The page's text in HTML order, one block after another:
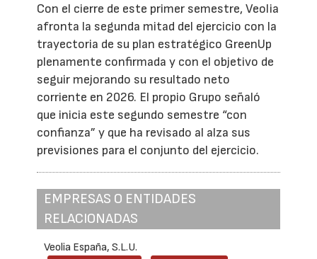
Con el cierre de este primer semestre, Veolia
afronta la segunda mitad del ejercicio con la
trayectoria de su plan estratégico GreenUp
plenamente confirmada y con el objetivo de
seguir mejorando su resultado neto
corriente en 2026. El propio Grupo señaló
que inicia este segundo semestre “con
confianza” y que ha revisado al alza sus
previsiones para el conjunto del ejercicio.
EMPRESAS O ENTIDADES
RELACIONADAS
Veolia España, S.L.U.